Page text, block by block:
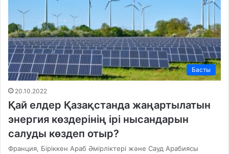
Басты
20.10.2022
Қай елдер Қазақстанда жаңартылатын
энергия көздерінің ірі нысандарын
салуды көздеп отыр?
Франция, Біріккен Араб Әмірліктері және Сауд Арабиясы